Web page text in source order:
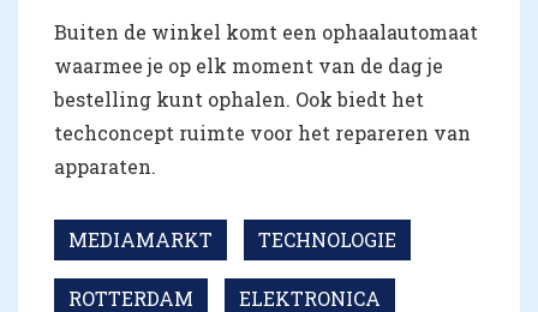
Buiten de winkel komt een ophaalautomaat
waarmee je op elk moment van de dag je
bestelling kunt ophalen. Ook biedt het
techconcept ruimte voor het repareren van
apparaten.
MEDIAMARKT TECHNOLOGIE
ROTTERDAM ELEKTRONICA